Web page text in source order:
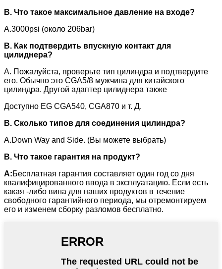
В. Что такое максимальное давление на входе?
A.3000psi (около 206bar)
В. Как подтвердить впускную контакт для
цилиднера?
A. Пожалуйста, проверьте тип цилиндра и подтвердите
его. Обычно это CGA5/8 мужчина для китайского
цилиндра. Другой адаптер цилиднера также
Доступно EG CGA540, CGA870 и т. Д.
В. Сколько типов для соединения цилиндра?
A.Down Way and Side. (Вы можете выбрать)
В. Что такое гарантия на продукт?
A:Бесплатная гарантия составляет один год со дня
квалифицированного ввода в эксплуатацию. Если есть
какая -либо вина для наших продуктов в течение
свободного гарантийного периода, мы отремонтируем
его и изменем сборку разломов бесплатно.